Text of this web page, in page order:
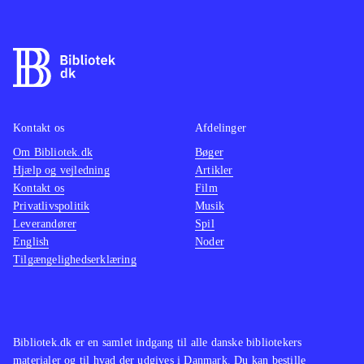
føler sig godt underholdt undervejs.
Et sikkert indkøb til spilhylden
Bibliotek.dk er en samlet indgang til alle danske bibliotekers
materialer og til hvad der udgives i Danmark. Du kan bestille
Kontakt os
Om Bibliotek.dk
Hjælp og vejledning
Kontakt os
Privatlivspolitik
Leverandører
English
Tilgængelighedserklæring
Afdelinger
Bøger
Artikler
Film
Musik
Spil
Noder